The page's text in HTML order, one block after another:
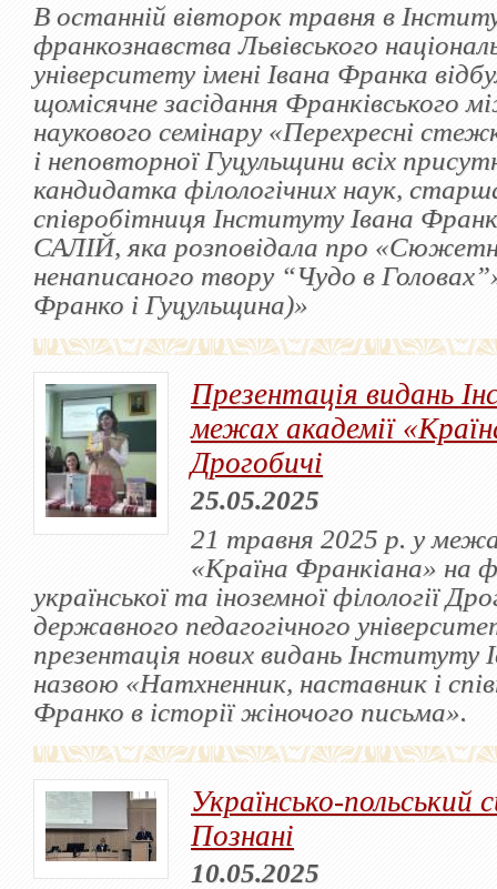
В останній вівторок травня в
франкознавства Львівського
університету імені Івана Франка
щомісячне засідання Франківського
наукового семінару «Перехресні
і неповторної Гуцульщини всіх
кандидатка філологічних наук,
співробітниця Інституту Івана
САЛІЙ, яка розповідала про
ненаписаного твору “Чудо в
Франко і Гуцульщина)»
Презентація видань
межах академії
Дрогобичі
25.05.2025
21 травня 2025 р. у
«Країна Франкіана» на
української та іноземної філології
державного педагогічного
презентація нових видань Інституту
назвою «Натхненник, наставник і
Франко в історії жіночого письма».
Українсько-польський
Познані
10.05.2025